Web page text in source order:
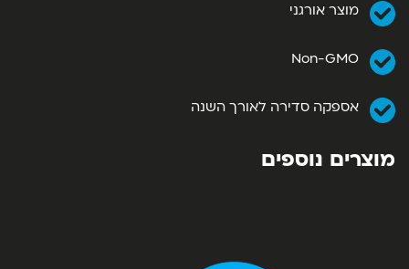
מוצר אורגני
Non-GMO
אספקה סדירה לאורך השנה
מוצרים נוספים